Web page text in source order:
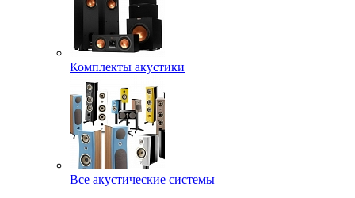
Комплекты акустики
Все акустические системы